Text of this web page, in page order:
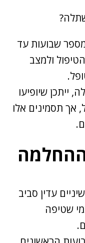
שבועות עד
ולמצב
ייתכן שיופיעו
אך תסמינים אלו
ההחלמה
עדין סביב
שטיפה